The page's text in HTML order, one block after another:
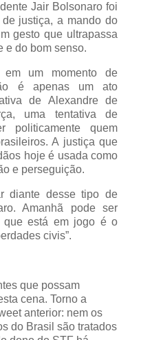
Jair Bolsonaro foi
justiça, a mando do
gesto que ultrapassa
e do bom senso.
em um momento de
é apenas um ato
de Alexandre de
uma tentativa de
politicamente quem
A justiça que
hoje é usada como
e perseguição.
diante desse tipo de
Amanhã pode ser
que está em jogo é o
civis”.
que possam
cena. Torno a
anterior: nem os
do Brasil são tratados